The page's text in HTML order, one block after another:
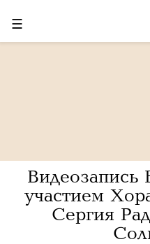
☰
Видеозапись
участием
Сергия